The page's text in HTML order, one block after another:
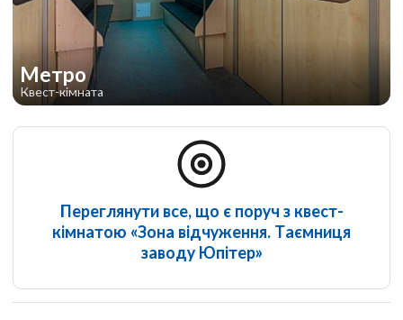
Метро
Квест-кімната
Переглянути все, що є поруч з квест-
кімнатою «Зона відчуження. Таємниця
заводу Юпітер»